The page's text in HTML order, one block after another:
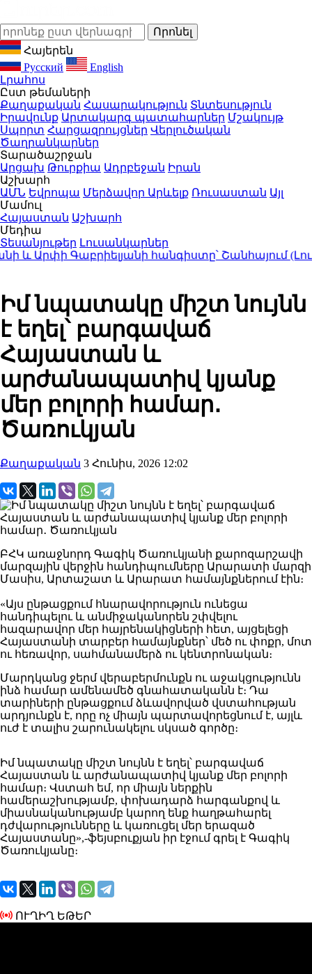
Հայերեն
Русский
English
Լրահոս
Ըստ թեմաների
Քաղաքական Հասարակություն Տնտեսություն
Իրավունք Արտակարգ պատահարներ Մշակույթ
Սպորտ Հարցազրույցներ Վերլուծական
Ծաղրանկարներ
Տարածաշրջան
Արցախ Թուրքիա Ադրբեջան Իրան
Աշխարհ
ԱՄՆ Եվրոպա Մերձավոր Արևելք Ռուսաստան Այլ
Մամուլ
Հայաստան Աշխարհ
Մեդիա
Տեսանյութեր Լուսանկարներ
Արփի Գաբրիելյանի հանգիստը՝ Շանհայում
Իմ նպատակը միշտ նույնն
է եղել՝ բարգավաճ
Հայաստան և
արժանապատիվ կյանք
մեր բոլորի համար․
Ծառուկյան
Քաղաքական 3 Հունիս, 2026 12:02
ԲՀԿ առաջնորդ Գագիկ Ծառուկյանի քարոզարշավի
մարզային վերջին հանդիպումները Արարատի մարզի
Մասիս, Արտաշատ և Արարատ համայնքներում էին։
«Այս ընթացքում հնարավորություն ունեցա
հանդիպելու և անմիջականորեն շփվելու
հազարավոր մեր հայրենակիցների հետ, այցելեցի
Հայաստանի տարբեր համայնքներ՝ մեծ ու փոքր, մոտ
ու հեռավոր, սահմանամերձ ու կենտրոնական։
Մարդկանց ջերմ վերաբերմունքն ու աջակցությունն
ինձ համար ամենամեծ գնահատականն է։ Դա
տարիների ընթացքում ձևավորված վստահության
արդյունքն է, որը ոչ միայն պարտավորեցնում է, այլև
ուժ է տալիս շարունակելու սկսած գործը։
Իմ նպատակը միշտ նույնն է եղել՝ բարգավաճ
Հայաստան և արժանապատիվ կյանք մեր բոլորի
համար։ Վստահ եմ, որ միայն ներքին
համերաշխությամբ, փոխադարձ հարգանքով և
միասնականությամբ կարող ենք հաղթահարել
դժվարությունները և կառուցել մեր երազած
Հայաստանը»,-ֆեյսբուքյան իր էջում գրել է Գագիկ
Ծառուկյանը։
ՈՒՂԻՂ ԵԹԵՐ